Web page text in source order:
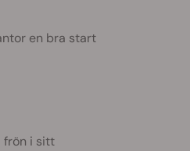
en bra start
frön i sitt